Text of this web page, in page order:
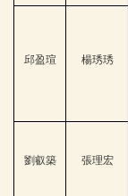
邱盈瑄 楊琇琇
劉叡築 張理宏